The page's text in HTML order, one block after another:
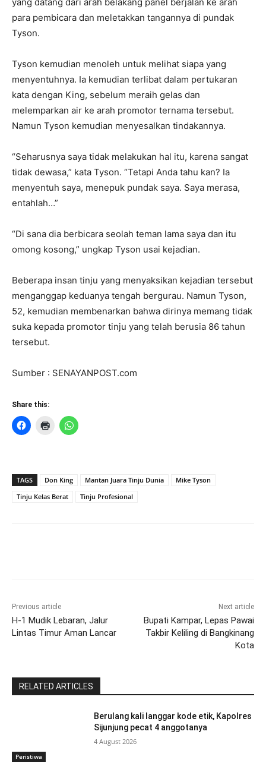
para pembicara dan meletakkan tangannya di pundak
Tyson.
Tyson kemudian menoleh untuk melihat siapa yang
menyentuhnya. Ia kemudian terlibat dalam pertukaran
kata dengan King, sebelum meraih gelas dan
melemparkan air ke arah promotor ternama tersebut.
Namun Tyson kemudian menyesalkan tindakannya.
“Seharusnya saya tidak melakukan hal itu, karena sangat
tidak dewasa,” kata Tyson. “Tetapi Anda tahu kan? Ia
menyentuh saya, menepuk pundak saya. Saya merasa,
entahlah…”
“Di sana dia berbicara seolah teman lama saya dan itu
omong kosong,” ungkap Tyson usai kejadian.
Beberapa insan tinju yang menyaksikan kejadian tersebut
menganggap keduanya tengah bergurau. Namun Tyson,
52, kemudian membenarkan bahwa dirinya memang tidak
suka kepada promotor tinju yang telah berusia 86 tahun
tersebut.
Sumber : SENAYANPOST.com
Share this:
TAGS Don King Mantan Juara Tinju Dunia
Mike Tyson
Tinju Kelas Berat
Tinju Profesional
Previous article
H-1 Mudik Lebaran, Jalur
Lintas Timur Aman Lancar
Next article
Bupati Kampar, Lepas Pawai
Takbir Keliling di Bangkinang
Kota
RELATED ARTICLES
Peristiwa
Berulang kali langgar kode etik, Kapolres
Sijunjung pecat 4 anggotanya
4 August 2026